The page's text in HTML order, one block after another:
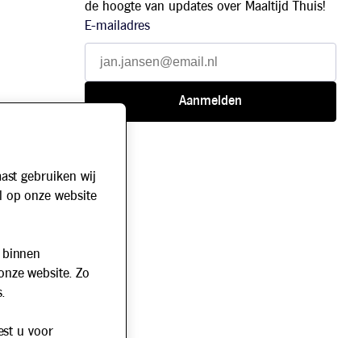
de hoogte van updates over Maaltijd Thuis!
E-mailadres
gebruiken wij
op onze website
website. Zo
u voor